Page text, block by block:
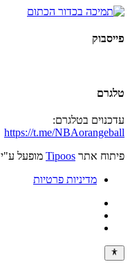
פייסבוק
טלגרם
עדכנוים בטלגרם:
https://t.me/NBAorangeball
פיתוח אתר Tipoos מופעל ע"י
מדיניות פרטיות